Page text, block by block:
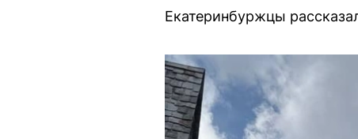
Екатеринбуржцы